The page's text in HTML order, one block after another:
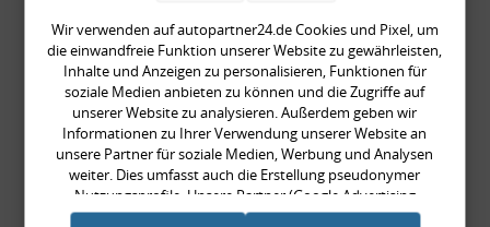
Rückleuchtenband mit
Blinker, rot, US-Ecken,
Audi 80 Cabrio, Typ 89,
OE-Nr.: 8G0945225 +
8G0945225C
999,99 €
Wir verwenden auf autopartner24.de Cookies und Pixel, um
die einwandfreie Funktion unserer Website zu gewährleisten,
Inhalte und Anzeigen zu personalisieren, Funktionen für
soziale Medien anbieten zu können und die Zugriffe auf
unserer Website zu analysieren. Außerdem geben wir
Informationen zu Ihrer Verwendung unserer Website an
unsere Partner für soziale Medien, Werbung und Analysen
weiter. Dies umfasst auch die Erstellung pseudonymer
Nutzungsprofile. Unsere Partner (Google Advertising
Products) führen diese Informationen möglicherweise mit